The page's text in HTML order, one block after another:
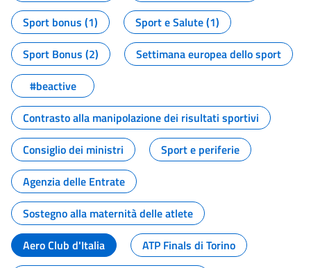
Sport bonus (1)
Sport e Salute (1)
Sport Bonus (2)
Settimana europea dello sport
#beactive
Contrasto alla manipolazione dei risultati sportivi
Consiglio dei ministri
Sport e periferie
Agenzia delle Entrate
Sostegno alla maternità delle atlete
Aero Club d'Italia
ATP Finals di Torino